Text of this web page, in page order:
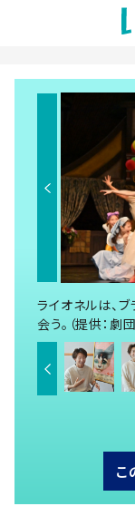
ライオネルは、
会う。（提供：劇
こ